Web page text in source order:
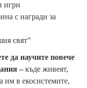
игри
с награди за
свят”
да научите повече
– къде живеят,
им в екосистемите,